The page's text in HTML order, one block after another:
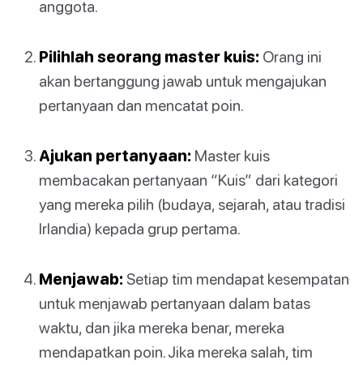
anggota.
Pilihlah seorang master kuis: Orang ini
akan bertanggung jawab untuk mengajukan
pertanyaan dan mencatat poin.
Ajukan pertanyaan: Master kuis
membacakan pertanyaan “Kuis” dari kategori
yang mereka pilih (budaya, sejarah, atau tradisi
Irlandia) kepada grup pertama.
Menjawab: Setiap tim mendapat kesempatan
untuk menjawab pertanyaan dalam batas
waktu, dan jika mereka benar, mereka
mendapatkan poin. Jika mereka salah, tim